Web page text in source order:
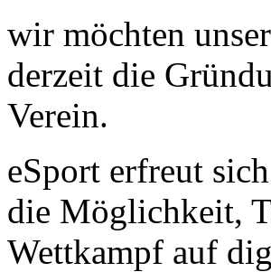
wir möchten
derzeit die
Verein.
eSport erfreut
die Möglichkeit,
Wettkampf auf